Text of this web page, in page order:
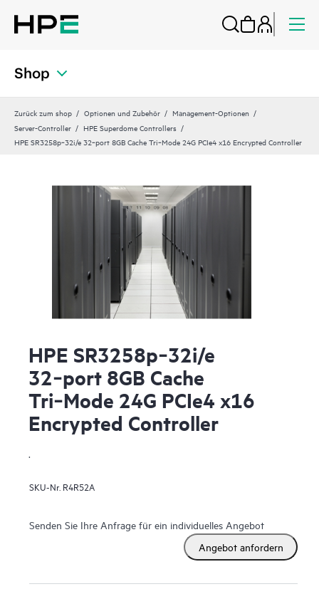
Shop
Zurück zum shop Optionen und Zubehör
Management-Optionen
Server-Controller
HPE Superdome Controllers
HPE SR3258p‑32i/e 32‑port 8GB Cache Tri‑Mode 24G PCIe4 x16 Encrypted Controller
HPE SR3258p‑32i/e
32‑port 8GB Cache
Tri‑Mode 24G PCIe4 x16
Encrypted Controller
SKU-Nr. R4R52A
Senden Sie Ihre Anfrage für ein individuelles Angebot
Angebot anfordern